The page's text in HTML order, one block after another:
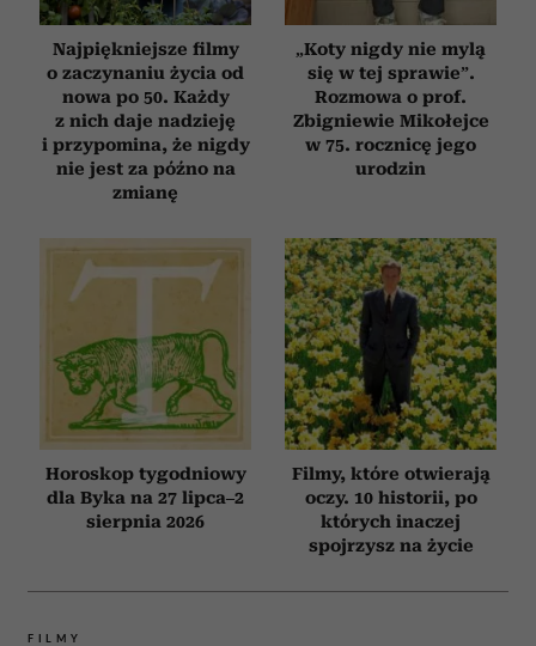
Najpiękniejsze filmy
o zaczynaniu życia od
nowa po 50. Każdy
z nich daje nadzieję
i przypomina, że nigdy
nie jest za późno na
zmianę
„Koty nigdy nie mylą
się w tej sprawie”.
Rozmowa o prof.
Zbigniewie Mikołejce
w 75. rocznicę jego
urodzin
Horoskop tygodniowy
dla Byka na 27 lipca–2
sierpnia 2026
Filmy, które otwierają
oczy. 10 historii, po
których inaczej
spojrzysz na życie
FILMY